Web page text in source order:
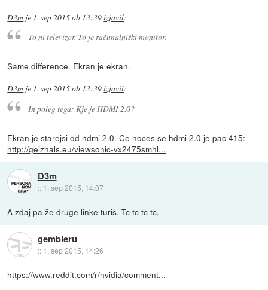
D3m je 1. sep 2015 ob 13:39izjavil:
To ni televizor. To je računalniški monitor.
Same difference. Ekran je ekran.
D3m je 1. sep 2015 ob 13:39izjavil:
In poleg tega: Kje je HDMI 2.0?
Ekran je starejsi od hdmi 2.0. Ce hoces se hdmi 2.0 je pac 415:
http://geizhals.eu/viewsonic-vx2475smhl...
D3m
:: 1. sep 2015, 14:07
A zdaj pa že druge linke turiš. Tc tc tc tc.
gembleru
:: 1. sep 2015, 14:26
https://www.reddit.com/r/nvidia/comment...